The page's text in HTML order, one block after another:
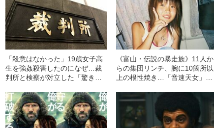
「殺意はなかった」19歳女子高
生を強姦殺害したのになぜ…裁
判所と検察が対立した「驚きの
《富山・伝説の暴走族》11人か
らの集団リンチ、腕に10箇所以
上の根性焼き…「音速天女」初
す、過酷すぎる10代